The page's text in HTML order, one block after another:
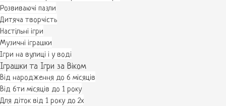
Розвиваючі пазли
Дитяча творчість
Настільні ігри
Музичні іграшки
Ігри на вулиці і у воді
Іграшки та Ігри за Віком
Від народження до 6 місяців
Від 6ти місяців до 1 року
Для діток від 1 року до 2х